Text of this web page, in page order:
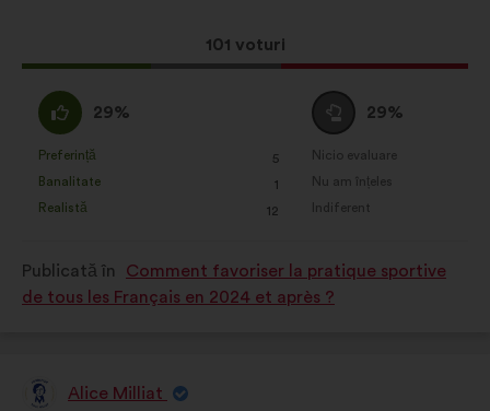
Această
propunere
101 voturi
Acord
:
29%
clasificarea:
Preferință
: 5
ori
Banalitate
: 1
ori
Realistă
: 12
ori
Neutru
:
29%
clasificarea:
Nicio evaluare
:ori
Nu am înțeles
:ori
Indiferent
:ori
Publicată în
Comment favoriser la pratique sportive
de tous les Français en 2024 et après ?
PropunereAlice Milliat